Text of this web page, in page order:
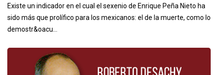
Existe un indicador en el cual el sexenio de Enrique Peña Nieto ha
sido más que prolífico para los mexicanos: el de la muerte, como lo
demostr&oacu...